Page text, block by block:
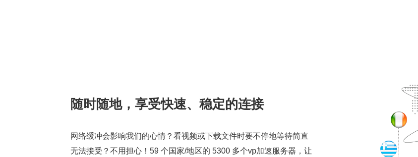
随时随地，享受快速、稳定的连接
网络缓冲会影响我们的心情？看视频或下载文件时要不停地等待简直
无法接受？不用担心！59 个国家/地区的 5300 多个vp加速服务器，让